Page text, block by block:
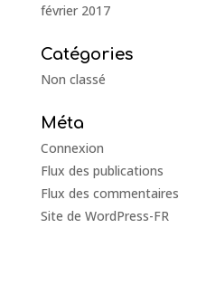
février 2017
Catégories
Non classé
Méta
Connexion
Flux des publications
Flux des commentaires
Site de WordPress-FR